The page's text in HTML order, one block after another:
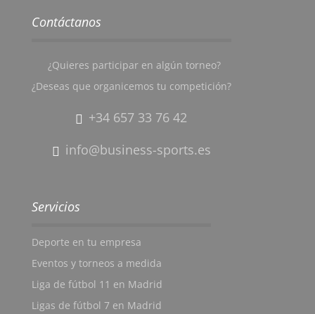
Contáctanos
¿Quieres participar en algún torneo?
¿Deseas que organicemos tu competición?
+34 657 33 76 42
info@business-sports.es
Servicios
Deporte en tu empresa
Eventos y torneos a medida
Liga de fútbol 11 en Madrid
Ligas de fútbol 7 en Madrid